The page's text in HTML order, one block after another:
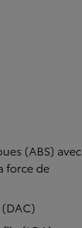
(ABS) avec
force de